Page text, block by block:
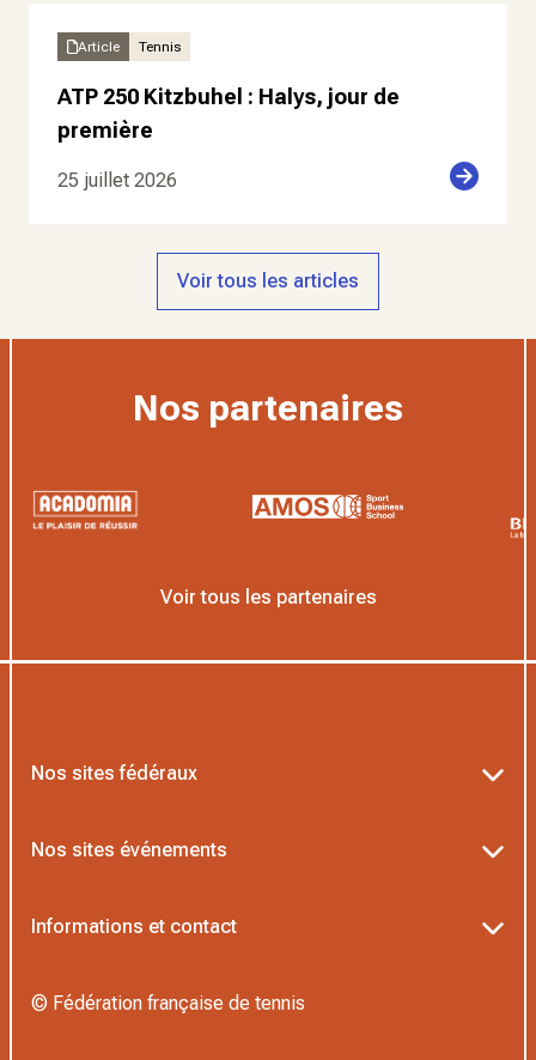
Article Tennis
ATP 250 Kitzbuhel : Halys, jour de
première
25 juillet 2026
Voir tous les articles
Nos partenaires
Voir tous les partenaires
Nos sites fédéraux
L’Institut Formation Tennis
Nos sites événements
Informations et contact
© Fédération française de tennis